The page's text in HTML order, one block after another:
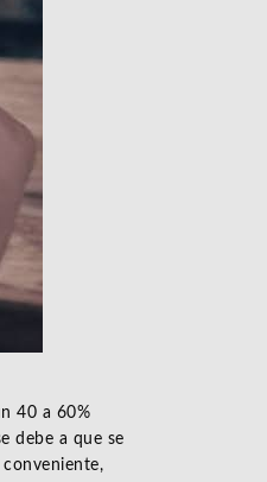
40 a 60%
debe a que se